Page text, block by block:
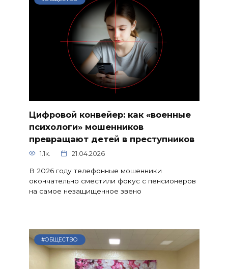
Цифровой конвейер: как «военные
психологи» мошенников
превращают детей в преступников
1.1к. 21.04.2026
В 2026 году телефонные мошенники
окончательно сместили фокус с пенсионеров
на самое незащищенное звено
#ОБЩЕСТВО